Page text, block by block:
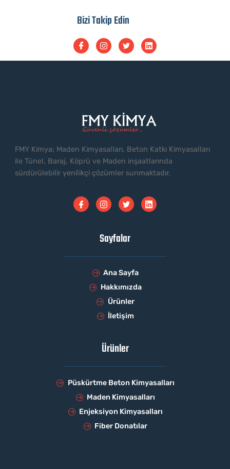
Bizi Takip Edin
FMY Kimya; Maden Kimyasalları, Beton Katkı Kimyasalları
ile Tünel, Baraj, Köprü ve Maden inşaatlarında
sürdürülebilir yenilikçi çözümler sunmaktadır.
Sayfalar
Ana Sayfa
Hakkımızda
Ürünler
İletişim
Ürünler
Püskürtme Beton Kimyasalları
Maden Kimyasalları
Enjeksiyon Kimyasalları
Fiber Donatılar